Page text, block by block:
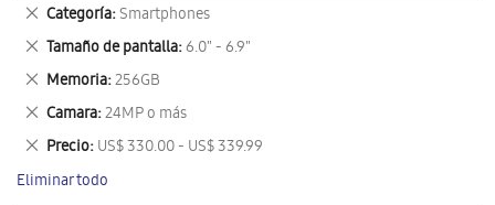
Categoría Smartphones
Eliminar
este
artículo
Tamaño de pantalla 6.0" - 6.9"
Eliminar
este
artículo
Memoria 256GB
Eliminar
este
artículo
Camara 24MP o más
Eliminar
este
artículo
Precio US$ 330.00 - US$ 339.99
Eliminar
este
artículo
Eliminar todo